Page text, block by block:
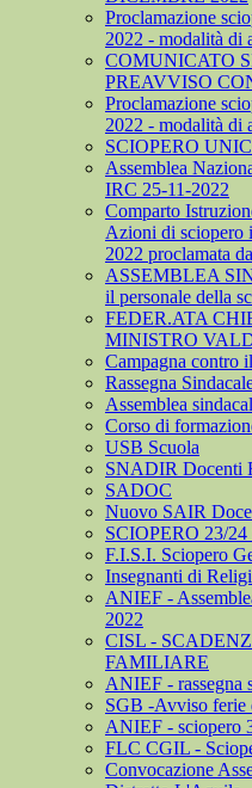
Proclamazione
2022 - modalità di
COMUNICATO
PREAVVISO
Proclamazione
2022 - modalità di
SCIOPERO
Assemblea
IRC 25-11-2022
Comparto
Azioni di sciopero
2022 proclamata
ASSEMBLEA
il personale della
FEDER.ATA
MINISTRO
Campagna contro
Rassegna
Assemblea
Corso di
USB Scuola
SNADIR Docenti
SADOC
Nuovo SAIR
SCIOPERO 23/
F.I.S.I. Sciopero
Insegnanti di
ANIEF -
2022
CISL -
FAMILIARE
ANIEF - rassegna
SGB -Avviso ferie
ANIEF - sciopero
FLC CGIL -
Convocazione